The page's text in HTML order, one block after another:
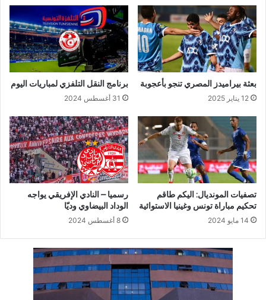
بعثة بيراميدز المصري تنجو بأعجوبة
12 يناير 2025
برنامج النقل التلفزي لمباريات اليوم
31 أغسطس 2024
تصفيات المونديال: اليكم طاقم
تحكيم مباراة تونس وغينيا الاستوائية
14 مايو 2024
رسميا – النادي الإفريقي يواجه
الوداد البيضاوي وديّا
8 أغسطس 2024